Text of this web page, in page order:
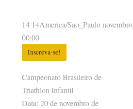
Campeonato Brasileiro de
Triathlon Infantil
Data: 20 de novembro de
14 14America/Sao_Paulo novembro
00:00
Inscreva-se!